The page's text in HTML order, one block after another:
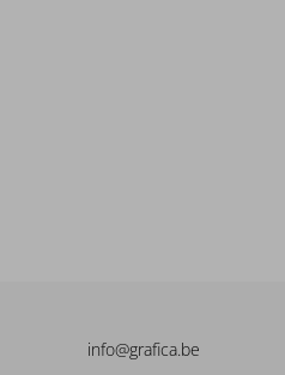
info@grafica.be